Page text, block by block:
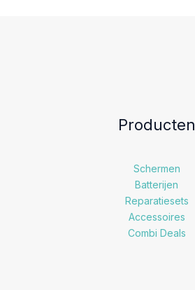
Producten
Schermen
Batterijen
Reparatiesets
Accessoires
Combi Deals